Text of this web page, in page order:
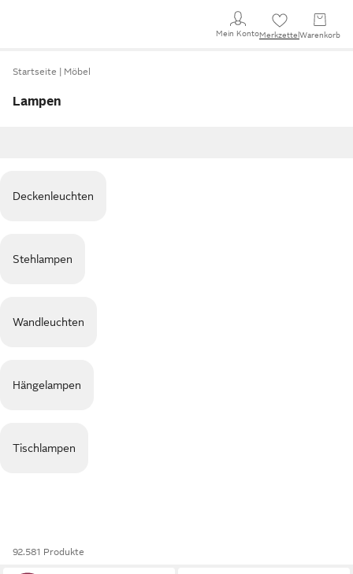
Mein KontoMerkzettel Warenkorb
Startseite Möbel
Lampen
Deckenleuchten
Stehlampen
Wandleuchten
Hängelampen
Tischlampen
92.581 Produkte